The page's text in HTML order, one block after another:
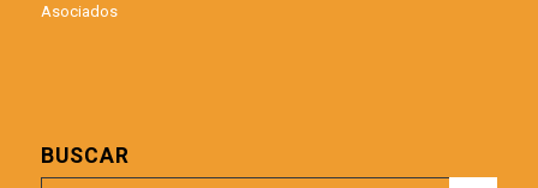
Asociados
BUSCAR